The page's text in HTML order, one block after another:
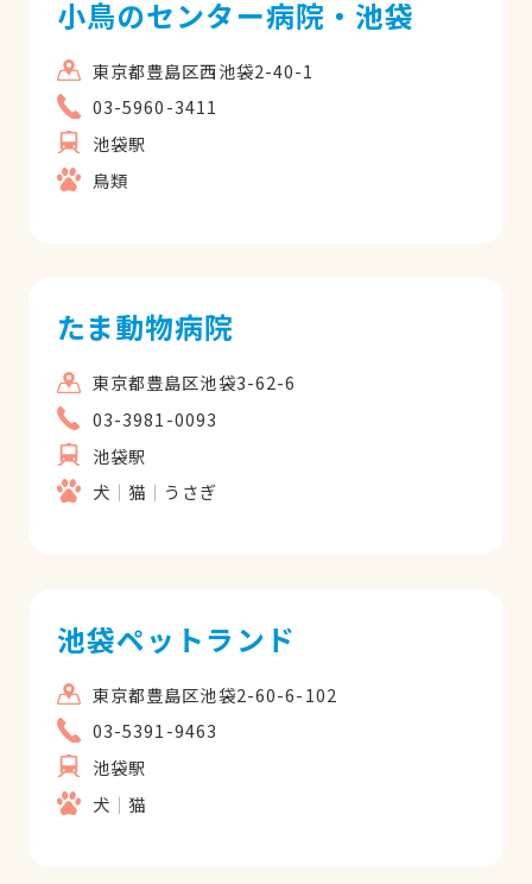
小鳥のセンター病院・池袋
東京都豊島区西池袋2-40-1
03-5960-3411
池袋駅
鳥類
たま動物病院
東京都豊島区池袋3-62-6
03-3981-0093
池袋駅
犬
猫 うさぎ
池袋ペットランド
東京都豊島区池袋2-60-6-102
03-5391-9463
池袋駅
犬
猫